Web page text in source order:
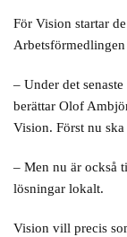
För Vision startar
– Under det
berättar Olof
Vision. Först nu
– Men nu är också
lösningar lokalt.
Vision vill precis